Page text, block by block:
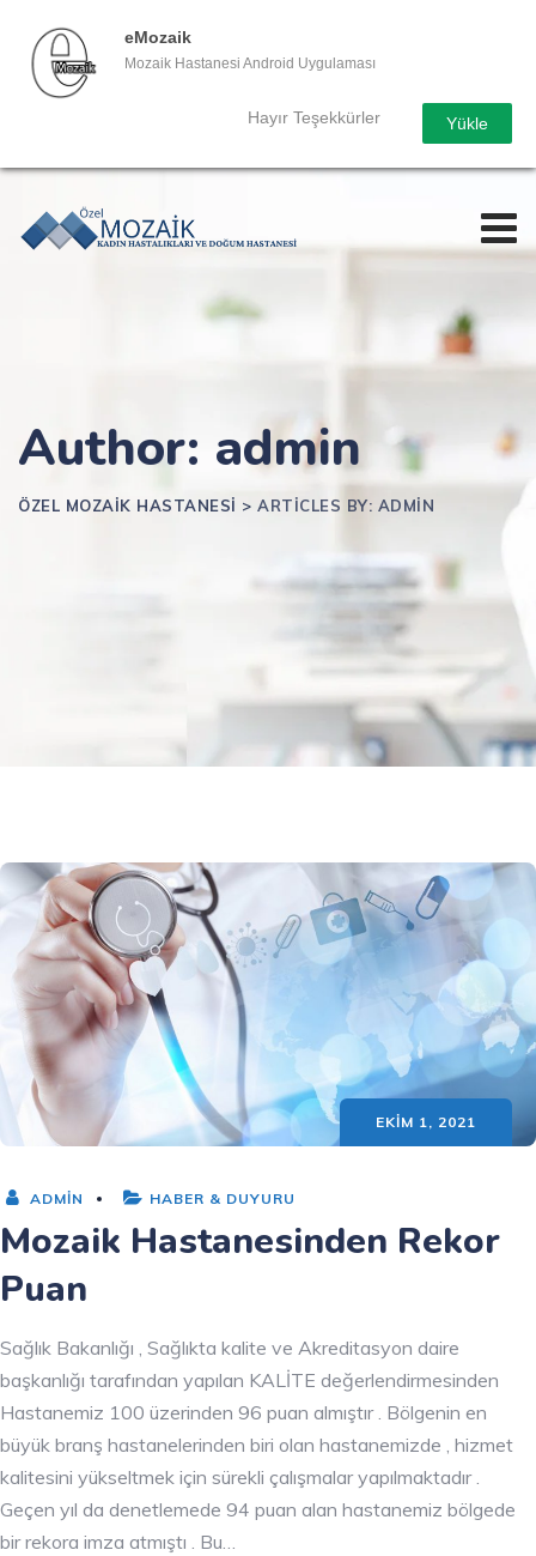
eMozaik
Mozaik Hastanesi Android Uygulaması
Hayır Teşekkürler Yükle
content
Author: admin
ÖZEL MOZAIK HASTANESI > ARTICLES BY: ADMIN
EKIM 1, 2021
ADMIN HABER & DUYURU
Mozaik Hastanesinden Rekor
Puan
Sağlık Bakanlığı , Sağlıkta kalite ve Akreditasyon daire
başkanlığı tarafından yapılan KALİTE değerlendirmesinden
Hastanemiz 100 üzerinden 96 puan almıştır . Bölgenin en
büyük branş hastanelerinden biri olan hastanemizde , hizmet
kalitesini yükseltmek için sürekli çalışmalar yapılmaktadır .
Geçen yıl da denetlemede 94 puan alan hastanemiz bölgede
bir rekora imza atmıştı . Bu…